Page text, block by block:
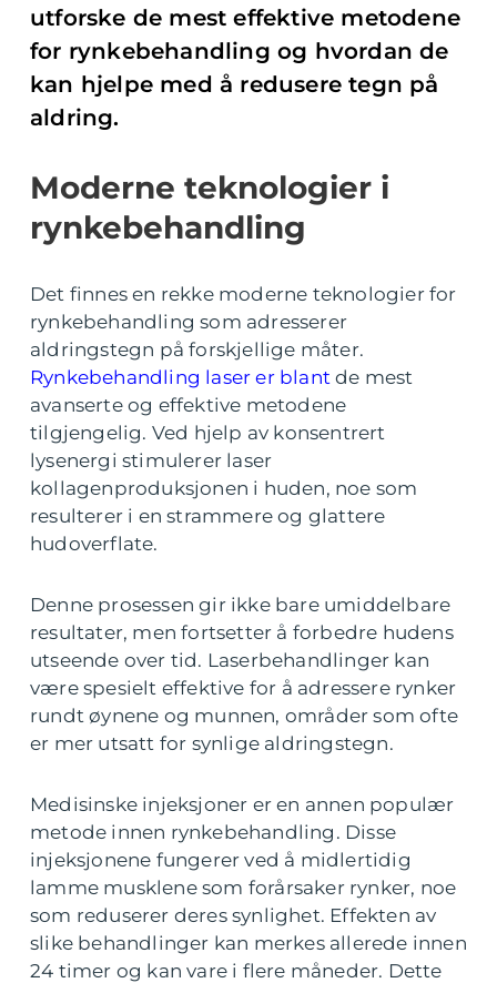
utforske de mest effektive metodene
for rynkebehandling og hvordan de
kan hjelpe med å redusere tegn på
aldring.
Moderne teknologier i
rynkebehandling
Det finnes en rekke moderne teknologier for
rynkebehandling som adresserer
aldringstegn på forskjellige måter.
Rynkebehandling laser er blant de mest
avanserte og effektive metodene
tilgjengelig. Ved hjelp av konsentrert
lysenergi stimulerer laser
kollagenproduksjonen i huden, noe som
resulterer i en strammere og glattere
hudoverflate.
Denne prosessen gir ikke bare umiddelbare
resultater, men fortsetter å forbedre hudens
utseende over tid. Laserbehandlinger kan
være spesielt effektive for å adressere rynker
rundt øynene og munnen, områder som ofte
er mer utsatt for synlige aldringstegn.
Medisinske injeksjoner er en annen populær
metode innen rynkebehandling. Disse
injeksjonene fungerer ved å midlertidig
lamme musklene som forårsaker rynker, noe
som reduserer deres synlighet. Effekten av
slike behandlinger kan merkes allerede innen
24 timer og kan vare i flere måneder. Dette